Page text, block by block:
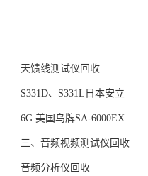
天馈线测试仪回收
S331D、S331L日本安立
6G 美国鸟牌SA-6000EX
三、音频视频测试仪回收
音频分析仪回收